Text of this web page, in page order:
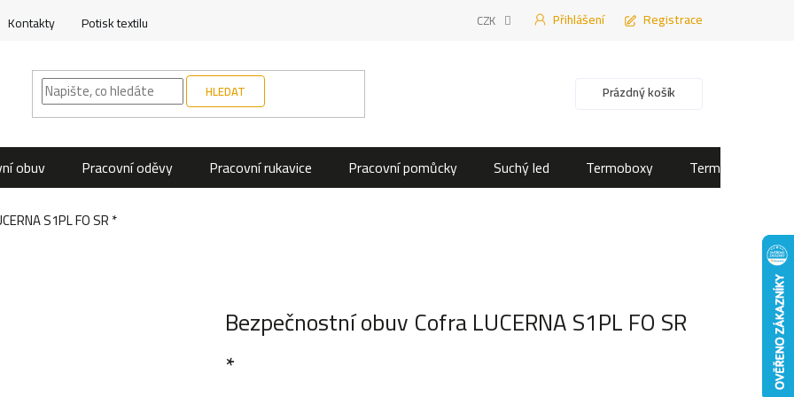
Kontakty Potisk textilu CZK Přihlášení Registrace
HLEDAT Nákupní košík
Prázdný košík
obuv Pracovní oděvy Pracovní rukavice Pracovní pomůcky Suchý led Termoboxy Termotašky
S1PL FO SR *
Bezpečnostní obuv Cofra LUCERNA S1PL FO SR
*